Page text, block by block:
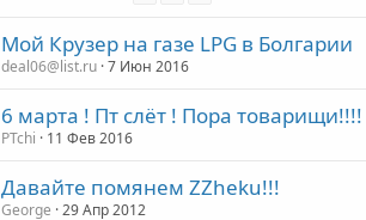
Мой Крузер на газе LPG в Болгарии
deal06@list.ru 7 Июн 2016
6 марта ! Пт слёт ! Пора товарищи!!!!
PTchi 11 Фев 2016
Давайте помянем ZZheku!!!
George 29 Апр 2012